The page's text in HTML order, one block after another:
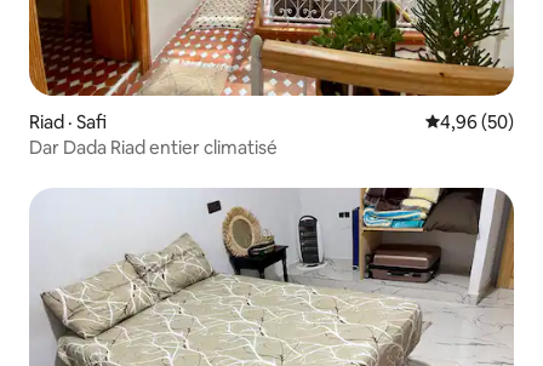
Riad · Safi Note
4,96 (50)
Dar Dada Riad entier climatisé